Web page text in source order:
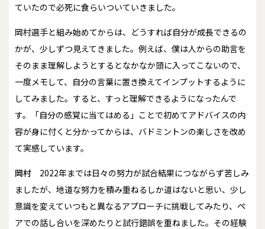
ていたので必死に食らいついていきました。
岡村選手と組み始めてからは、どうすれば自分が成長できるの
かが、少しずつ見えてきました。例えば、僕は人からの助言を
そのまま理解しようとするとなかなか頭に入ってこないので、
一度メモして、自分の言葉に置き換えてインプットするように
してみました。すると、すっと理解できるようになったんで
す。「自分の感覚に当てはめる」ことで初めてアドバイスの内
容が身に付くと分かってからは、バドミントンの楽しさを改め
て実感しています。
岡村
2022年までは日々の努力が試合結果につながらず苦しみ
ましたが、地道な努力を積み重ねるしか道はないと思い、少し
意識を変えていつもと異なるアプローチに挑戦してみたり、ペ
アでの話し合いを深めたりと試行錯誤を重ねました。その経験